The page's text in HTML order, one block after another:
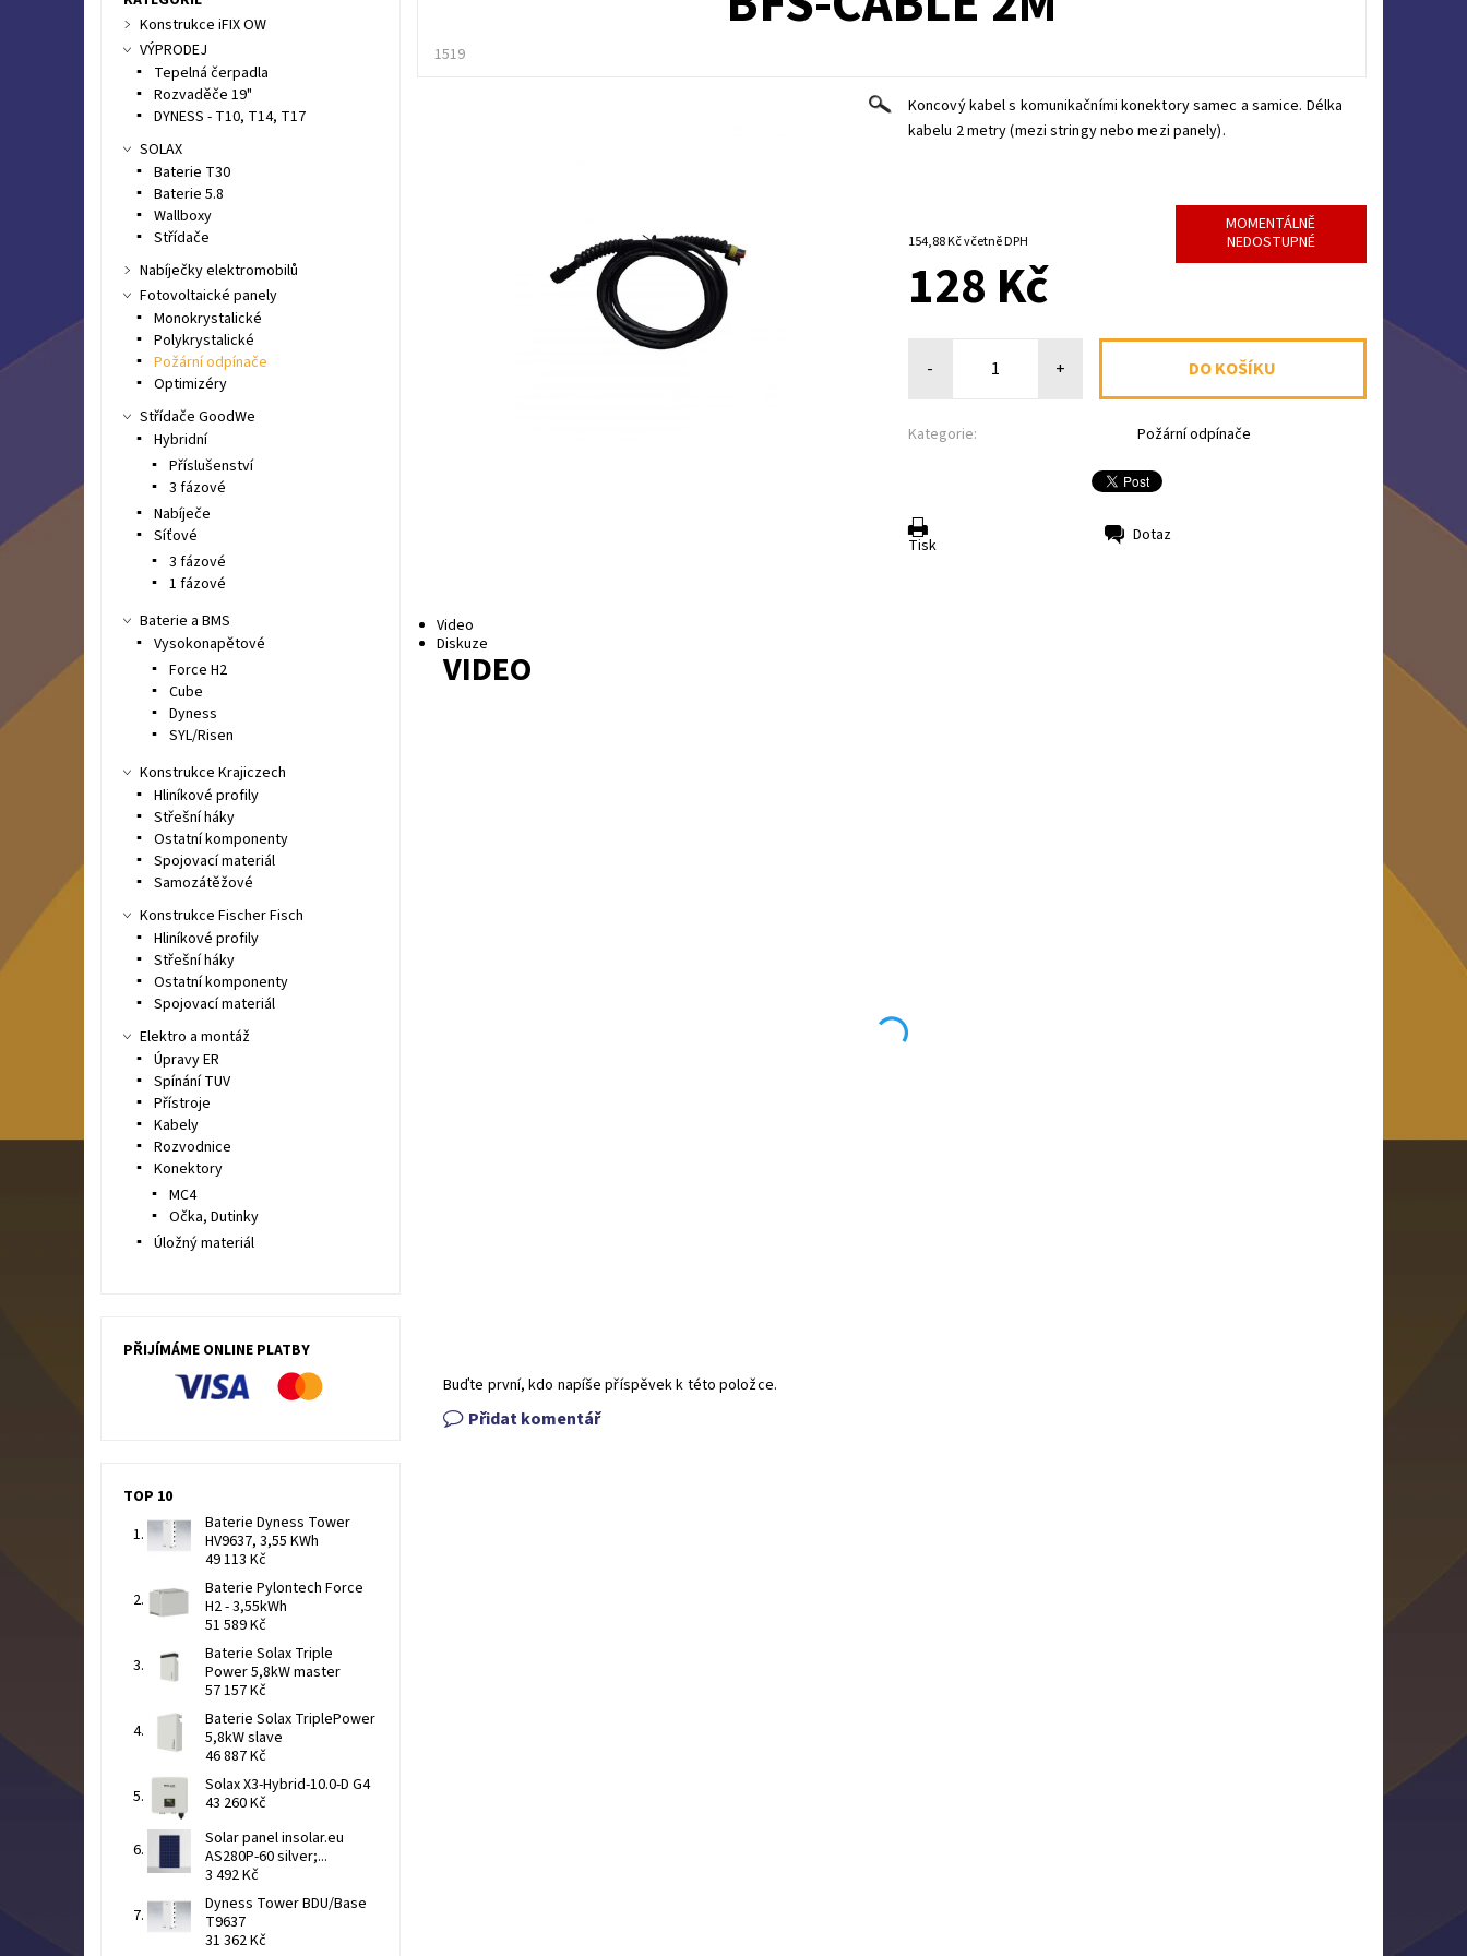
1519
Koncový kabel s komunikačními konektory samec a samice. Délka
kabelu 2 metry (mezi stringy nebo mezi panely).
154,88 Kč včetně DPH
MOMENTÁLNĚ
NEDOSTUPNÉ
128 Kč
- +
Kategorie: Požární odpínače
Tisk Dotaz
Video
Diskuze
VIDEO
Buďte první, kdo napíše příspěvek k této položce.
Přidat komentář
Konstrukce iFIX OW
VÝPRODEJ
Tepelná čerpadla
Rozvaděče 19"
DYNESS - T10, T14, T17
SOLAX
Baterie T30
Baterie 5.8
Wallboxy
Střídače
Nabíječky elektromobilů
Fotovoltaické panely
Monokrystalické
Polykrystalické
Požární odpínače
Optimizéry
Střídače GoodWe
Hybridní
Příslušenství
3 fázové
Nabíječe
Síťové
3 fázové
1 fázové
Baterie a BMS
Vysokonapětové
Force H2
Cube
Dyness
SYL/Risen
Konstrukce Krajiczech
Hliníkové profily
Střešní háky
Ostatní komponenty
Spojovací materiál
Samozátěžové
Konstrukce Fischer Fisch
Hliníkové profily
Střešní háky
Ostatní komponenty
Spojovací materiál
Elektro a montáž
Úpravy ER
Spínání TUV
Přístroje
Kabely
Rozvodnice
Konektory
MC4
Očka, Dutinky
Úložný materiál
PŘIJÍMÁME ONLINE PLATBY
TOP 10
Baterie Dyness Tower
HV9637, 3,55 KWh
49 113 Kč
Baterie Pylontech Force
H2 - 3,55kWh
51 589 Kč
Baterie Solax Triple
Power 5,8kW master
57 157 Kč
Baterie Solax TriplePower
5,8kW slave
46 887 Kč
Solax X3-Hybrid-10.0-D G4
43 260 Kč
Solar panel insolar.eu
AS280P-60 silver;...
3 492 Kč
Dyness Tower BDU/Base
T9637
31 362 Kč